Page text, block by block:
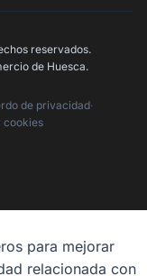
reservados.
de Huesca.
de privacidad·
cookies
para mejorar
relacionada con